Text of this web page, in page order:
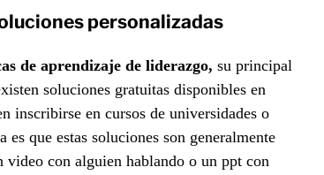
personalizadas
de aprendizaje de liderazgo, su principal
soluciones gratuitas disponibles en
inscribirse en cursos de universidades o
que estas soluciones son generalmente
con alguien hablando o un ppt con